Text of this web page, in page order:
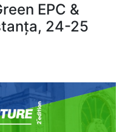
EPC &
24-25